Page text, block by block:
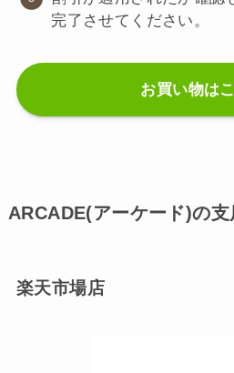
完了させてください。
お買い物は
ARCADE(アーケード)の
楽天市場店